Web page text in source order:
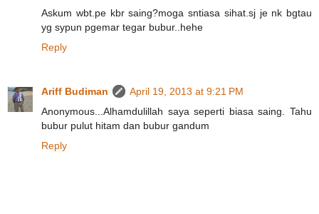
Askum wbt.pe kbr saing?moga sntiasa sihat.sj je nk bgtau
yg sypun pgemar tegar bubur..hehe
Reply
Ariff Budiman
April 19, 2013 at 9:21 PM
Anonymous...Alhamdulillah saya seperti biasa saing. Tahu
bubur pulut hitam dan bubur gandum
Reply